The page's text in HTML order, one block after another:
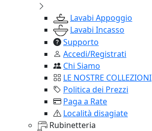
Lavabi Appoggio
Lavabi Incasso
Supporto
Accedi/Registrati
Chi Siamo
LE NOSTRE COLLEZIONI
Politica dei Prezzi
Paga a Rate
Località disagiate
Rubinetteria